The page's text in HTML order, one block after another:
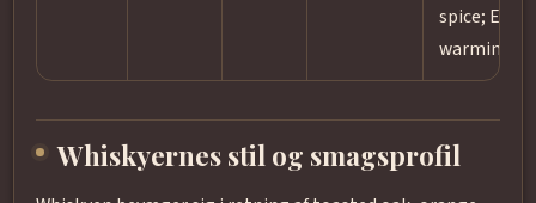
spice;
warming
Whiskyernes stil og smagsprofil